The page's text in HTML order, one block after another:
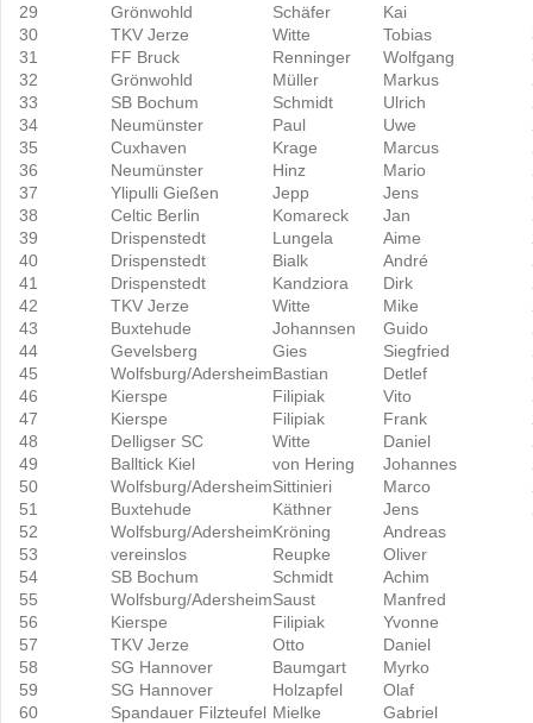
29
Grönwohld Schäfer
Kai
30
TKV Jerze Witte Tobias
31
FF Bruck Renninger Wolfgang
32
Grönwohld Müller Markus
33
SB Bochum Schmidt Ulrich
34
Neumünster Paul Uwe
35
Cuxhaven Krage Marcus
36
Neumünster Hinz Mario
37
Ylipulli Gießen Jepp Jens
38
Celtic Berlin Komareck Jan
39
Drispenstedt Lungela Aime
40
Drispenstedt Bialk André
41
Drispenstedt Kandziora Dirk
42
TKV Jerze Witte Mike
43
Buxtehude Johannsen Guido
44
Gevelsberg Gies Siegfried
45
Wolfsburg/AdersheimBastian Detlef
46
Kierspe Filipiak Vito
47
Kierspe Filipiak Frank
48
Delligser SC Witte Daniel
49
Balltick Kiel von Hering Johannes
50
Wolfsburg/AdersheimSittinieri Marco
51
Buxtehude Käthner Jens
52
Wolfsburg/AdersheimKröning Andreas
53
vereinslos Reupke Oliver
54
SB Bochum Schmidt Achim
55
Wolfsburg/AdersheimSaust Manfred
56
Kierspe Filipiak Yvonne
57
TKV Jerze Otto Daniel
58
SG Hannover Baumgart Myrko
59
SG Hannover Holzapfel Olaf
60
Spandauer Filzteufel Mielke Gabriel